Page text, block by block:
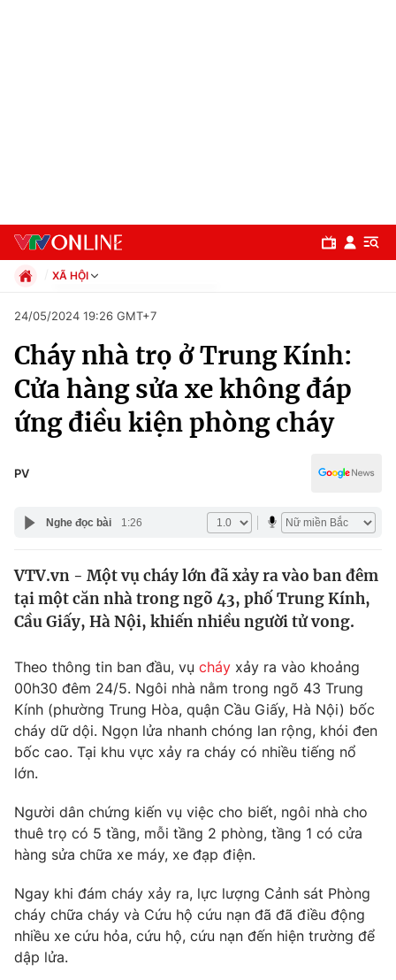
Chuyên mục
Chính trị
Thế giới
Thế giới đó đây
Câu chuyện quốc tế
Kinh tế
Tài chính
Thị trường
Góc doanh nghiệp
Dữ liệu và đời sống
Truyền hình
Hậu trường
Nhân vật
Khán giả
Giải sao mai
Giải trí
Điện ảnh
Âm nhạc
Sao
Đời sống
Du lịch
Làm đẹp
Chất lượng cuộc sống
Giáo dục
Tuyển sinh
Công nghệ
XÃ HỘI
Xã hội
Pháp luật
Kinh tế
Thể thao
Truyền hình
Văn hóa - Giải trí
Giáo dục
24/05/2024 19:26 GMT+7
Cháy nhà trọ ở Trung Kính:
Cửa hàng sửa xe không đáp
ứng điều kiện phòng cháy
PV
Nghe đọc bài 1:26
VTV.vn - Một vụ cháy lớn đã xảy ra vào ban đêm
tại một căn nhà trong ngõ 43, phố Trung Kính,
Cầu Giấy, Hà Nội, khiến nhiều người tử vong.
Theo thông tin ban đầu, vụ cháy xảy ra vào khoảng
00h30 đêm 24/5. Ngôi nhà nằm trong ngõ 43 Trung
Kính (phường Trung Hòa, quận Cầu Giấy, Hà Nội) bốc
cháy dữ dội. Ngọn lửa nhanh chóng lan rộng, khói đen
bốc cao. Tại khu vực xảy ra cháy có nhiều tiếng nổ
lớn.
Người dân chứng kiến vụ việc cho biết, ngôi nhà cho
thuê trọ có 5 tầng, mỗi tầng 2 phòng, tầng 1 có cửa
hàng sửa chữa xe máy, xe đạp điện.
Ngay khi đám cháy xảy ra, lực lượng Cảnh sát Phòng
cháy chữa cháy và Cứu hộ cứu nạn đã đã điều động
nhiều xe cứu hỏa, cứu hộ, cứu nạn đến hiện trường để
dập lửa.